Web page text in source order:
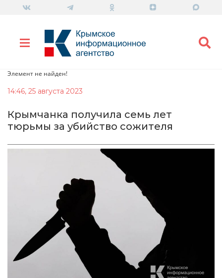
Элемент не найден!
14:46, 25 августа 2023
Крымчанка получила семь лет
тюрьмы за убийство сожителя